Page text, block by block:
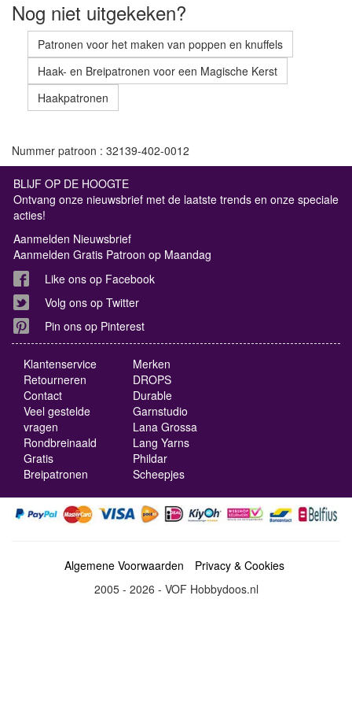
Nog niet uitgekeken?
Patronen voor het maken van poppen en knuffels
Haak- en Breipatronen voor een Magische Kerst
Haakpatronen
Nummer patroon : 32139-402-0012
BLIJF OP DE HOOGTE
Ontvang onze nieuwsbrief met de laatste trends en onze speciale
acties!
Aanmelden Nieuwsbrief
Aanmelden Gratis Patroon op Maandag
Like ons op Facebook
Volg ons op Twitter
Pin ons op Pinterest
Klantenservice
Retourneren
Contact
Veel gestelde
vragen
Rondbreinaald
Gratis
Breipatronen
Merken
DROPS
Durable
Garnstudio
Lana Grossa
Lang Yarns
Phildar
Scheepjes
Algemene Voorwaarden
Privacy & Cookies
2005 - 2026 - VOF Hobbydoos.nl